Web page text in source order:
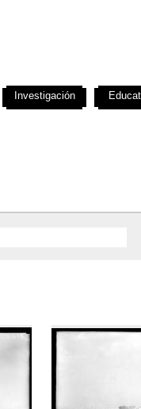
Investigación